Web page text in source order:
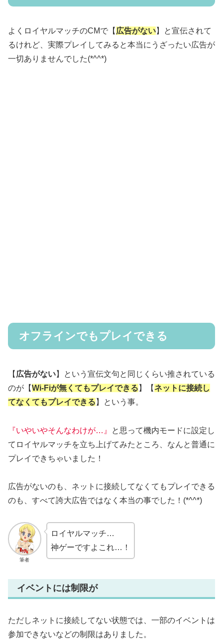
よくロイヤルマッチのCMで【 広告がない】と宣伝されて
るけれど、実際プレイしてみると本当にうざったい広告が
一切ありませんでした(*^^*)
オフラインでもプレイできる
【 広告がない】という宣伝文句と同じくらい推されている
のが【Wi-Fiが無くてもプレイできる 】【ネットに接続し
てなくてもプレイできる 】という事。
『いやいやそんなわけが…』
と思って機内モードに設定し
てロイヤルマッチを立ち上げてみたところ、なんと普通に
プレイできちゃいました！
広告がないのも、ネットに接続してなくてもプレイできる
のも、すべて誇大広告ではなく本当の事でした！(*^^*)
筆者
ロイヤルマッチ…
神ゲーですよこれ…！
イベントには制限が
ただしネットに接続してない状態では、一部のイベントは
参加できないなどの制限はありました。